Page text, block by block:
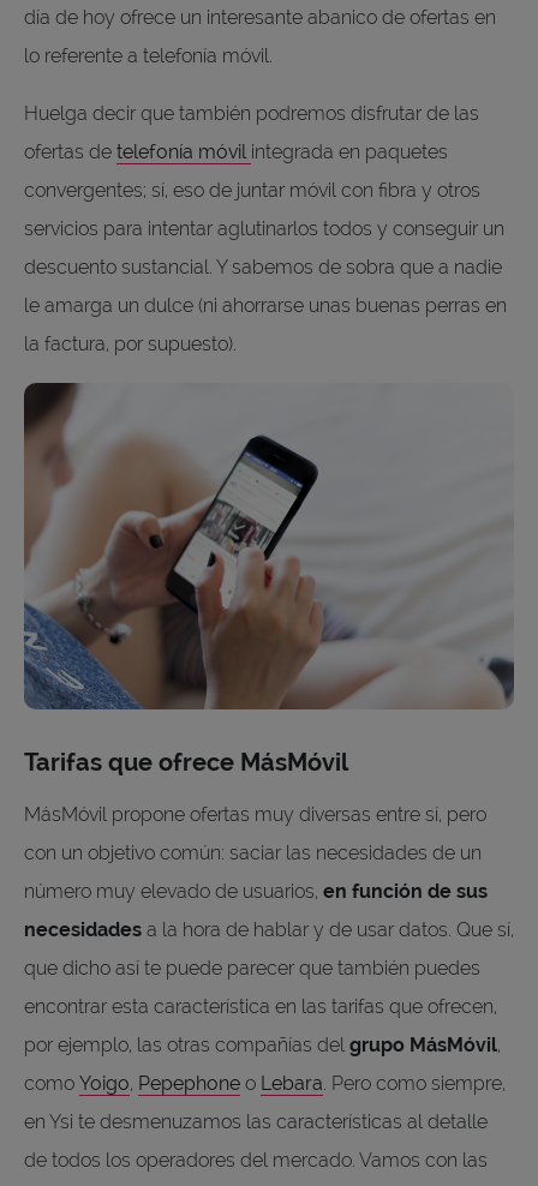
día de hoy ofrece un interesante abanico de ofertas en
lo referente a telefonía móvil.
Huelga decir que también podremos disfrutar de las
ofertas de telefonía móvil integrada en paquetes
convergentes; sí, eso de juntar móvil con fibra y otros
servicios para intentar aglutinarlos todos y conseguir un
descuento sustancial. Y sabemos de sobra que a nadie
le amarga un dulce (ni ahorrarse unas buenas perras en
la factura, por supuesto).
Tarifas que ofrece MásMóvil
MásMóvil propone ofertas muy diversas entre sí, pero
con un objetivo común: saciar las necesidades de un
número muy elevado de usuarios, en función de sus
necesidades a la hora de hablar y de usar datos. Que sí,
que dicho así te puede parecer que también puedes
encontrar esta característica en las tarifas que ofrecen,
por ejemplo, las otras compañías del grupo MásMóvil,
como Yoigo, Pepephone o Lebara. Pero como siempre,
en Ysi te desmenuzamos las características al detalle
de todos los operadores del mercado. Vamos con las